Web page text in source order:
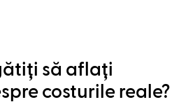
să aflați
costurile reale?